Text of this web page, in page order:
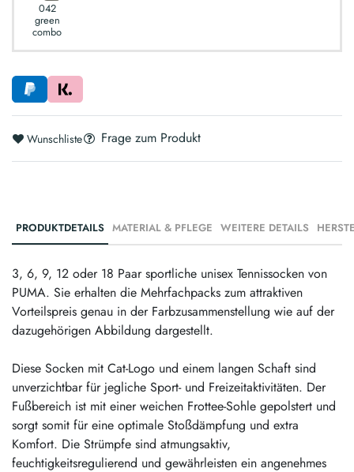
042
green
combo
Wunschliste Frage zum Produkt
PRODUKTDETAILS MATERIAL & PFLEGE WEITERE DETAILS
3, 6, 9, 12 oder 18 Paar sportliche unisex Tennissocken von
PUMA. Sie erhalten die Mehrfachpacks zum attraktiven
Vorteilspreis genau in der Farbzusammenstellung wie auf der
dazugehörigen Abbildung dargestellt.
Diese Socken mit Cat-Logo und einem langen Schaft sind
unverzichtbar für jegliche Sport- und Freizeitaktivitäten. Der
Fußbereich ist mit einer weichen Frottee-Sohle gepolstert und
sorgt somit für eine optimale Stoßdämpfung und extra
Komfort. Die Strümpfe sind atmungsaktiv,
feuchtigkeitsregulierend und gewährleisten ein angenehmes